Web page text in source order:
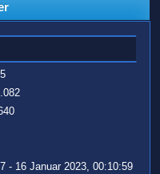
- 16 Januar 2023, 00:10:59